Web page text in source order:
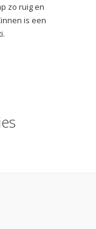
zo ruig en
is een